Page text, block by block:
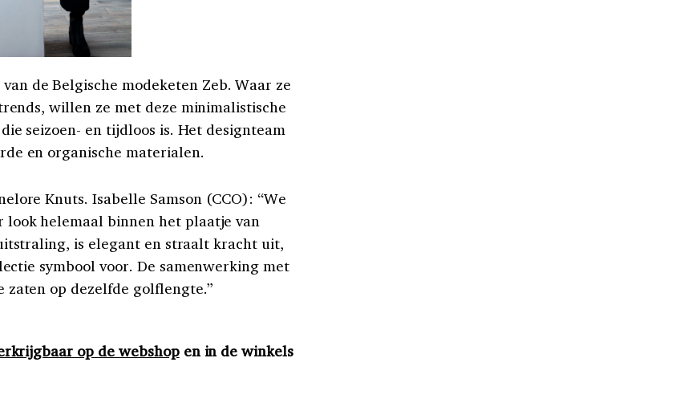
de Belgische modeketen Zeb. Waar ze
willen ze met deze minimalistische
seizoen- en tijdloos is. Het designteam
en organische materialen.
Knuts. Isabelle Samson (CCO): “We
helemaal binnen het plaatje van
is elegant en straalt kracht uit,
symbool voor. De samenwerking met
op dezelfde golflengte.”
op de webshopen in de winkels